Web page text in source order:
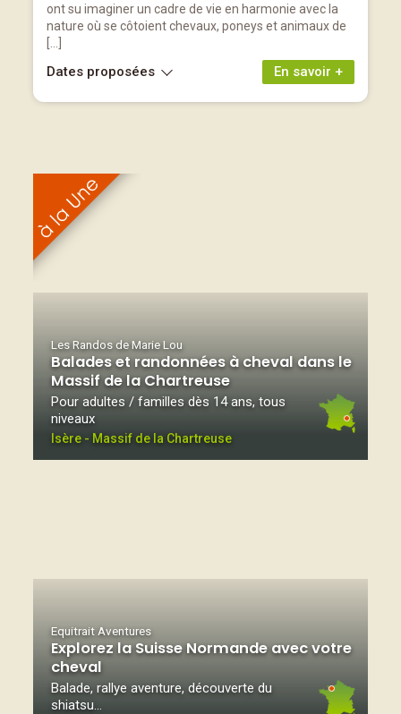
ont su imaginer un cadre de vie en harmonie avec la
nature où se côtoient chevaux, poneys et animaux de
En savoir +
Dates proposées
Les Randos de Marie Lou
Balades et randonnées à cheval dans le
Massif de la Chartreuse
Pour adultes / familles dès 14 ans, tous
niveaux
Isère - Massif de la Chartreuse
Equitrait Aventures
Explorez la Suisse Normande avec votre
cheval
Balade, rallye aventure, découverte du
shiatsu…